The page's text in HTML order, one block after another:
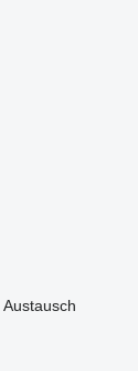
Austausch